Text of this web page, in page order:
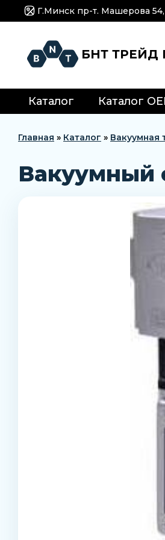
Г.Минск пр-т. Машерова 54,
БНТ ТРЕЙД
Каталог Каталог
Главная » Каталог » Вакуумная
Вакуумный